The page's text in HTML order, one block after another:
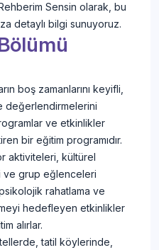
Sensin olarak, bu
detaylı bilgi sunuyoruz.
boş zamanlarını keyifli,
değerlendirmelerini
ve etkinlikler
bir eğitim programıdır.
aktiviteleri, kültürel
ve grup eğlenceleri
rahatlama ve
hedefleyen etkinlikler
alırlar.
tatil köylerinde,